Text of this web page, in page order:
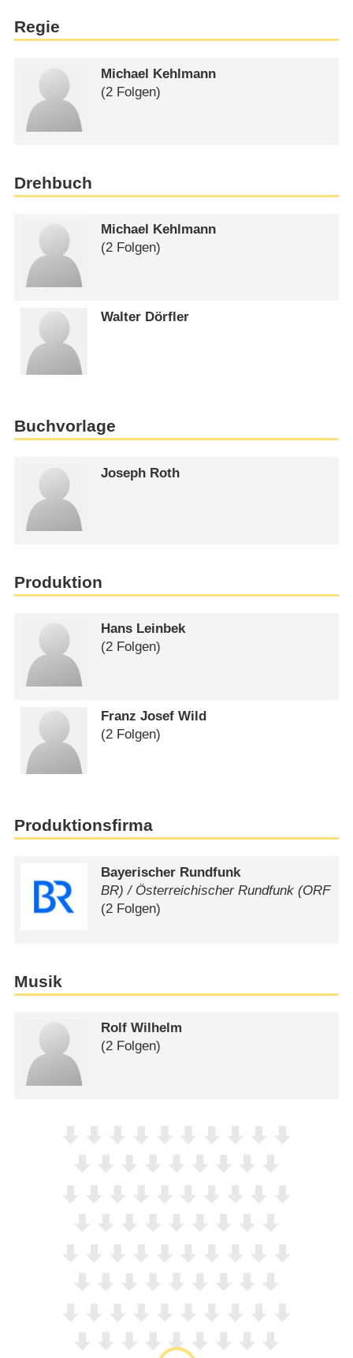
Regie
Michael Kehlmann
(2 Folgen)
Drehbuch
Michael Kehlmann
(2 Folgen)
Walter Dörfler
Buchvorlage
Joseph Roth
Produktion
Hans Leinbek
(2 Folgen)
Franz Josef Wild
(2 Folgen)
Produktionsfirma
Bayerischer Rundfunk
BR) /​ Österreichischer Rundfunk (ORF
(2 Folgen)
Musik
Rolf Wilhelm
(2 Folgen)